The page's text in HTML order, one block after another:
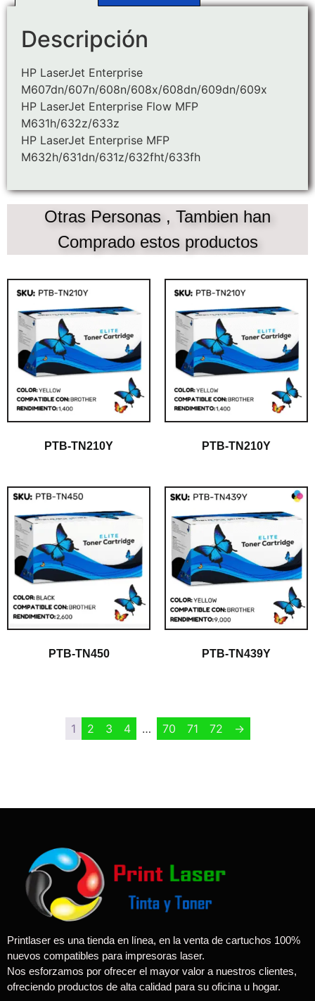
Descripción
HP LaserJet Enterprise
M607dn/607n/608n/608x/608dn/609dn/609x
HP LaserJet Enterprise Flow MFP
M631h/632z/633z
HP LaserJet Enterprise MFP
M632h/631dn/631z/632fht/633fh
Otras Personas , Tambien han
Comprado estos productos
PTB-TN210Y PTB-TN210Y
PTB-TN450
PTB-TN439Y
1 2 3 4 … 70 71 72 →
Printlaser es una tienda en línea, en la venta de cartuchos 100%
nuevos compatibles para impresoras laser.
Nos esforzamos por ofrecer el mayor valor a nuestros clientes,
ofreciendo productos de alta calidad para su oficina u hogar.